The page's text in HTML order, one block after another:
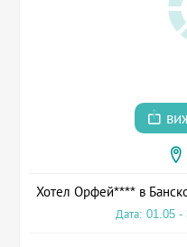
Хотел Орфей**** в
Дата: 01.05